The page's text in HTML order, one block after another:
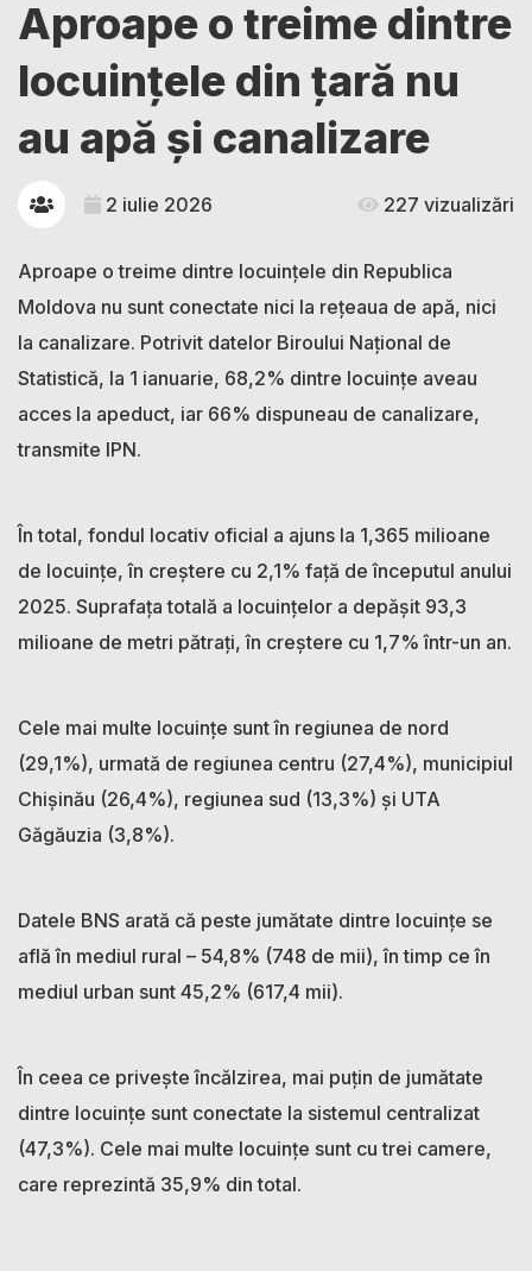
Aproape o treime dintre
locuințele din țară nu
au apă și canalizare
2 iulie 2026 227 vizualizări
Aproape o treime dintre locuințele din Republica
Moldova nu sunt conectate nici la rețeaua de apă, nici
la canalizare. Potrivit datelor Biroului Național de
Statistică, la 1 ianuarie, 68,2% dintre locuințe aveau
acces la apeduct, iar 66% dispuneau de canalizare,
transmite IPN.
În total, fondul locativ oficial a ajuns la 1,365 milioane
de locuințe, în creștere cu 2,1% față de începutul anului
2025. Suprafața totală a locuințelor a depășit 93,3
milioane de metri pătrați, în creștere cu 1,7% într-un an.
Cele mai multe locuințe sunt în regiunea de nord
(29,1%), urmată de regiunea centru (27,4%), municipiul
Chișinău (26,4%), regiunea sud (13,3%) și UTA
Găgăuzia (3,8%).
Datele BNS arată că peste jumătate dintre locuințe se
află în mediul rural – 54,8% (748 de mii), în timp ce în
mediul urban sunt 45,2% (617,4 mii).
În ceea ce privește încălzirea, mai puțin de jumătate
dintre locuințe sunt conectate la sistemul centralizat
(47,3%). Cele mai multe locuințe sunt cu trei camere,
care reprezintă 35,9% din total.